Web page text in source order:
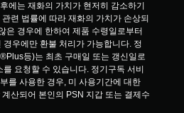
에는 재화의 가치가 현저히 감소하기
련 법률에 따라 재화의 가치가 손상되
은 경우에 한하여 제품 수령일로부터
우에만 환불 처리가 가능합니다. 정
등)는 최초 구매일 또는 갱신일로
요청할 수 있습니다. 정기구독 서비
를 사용한 경우, 미 사용기간에 대한
산되어 본인의 PSN 지갑 또는 결제수